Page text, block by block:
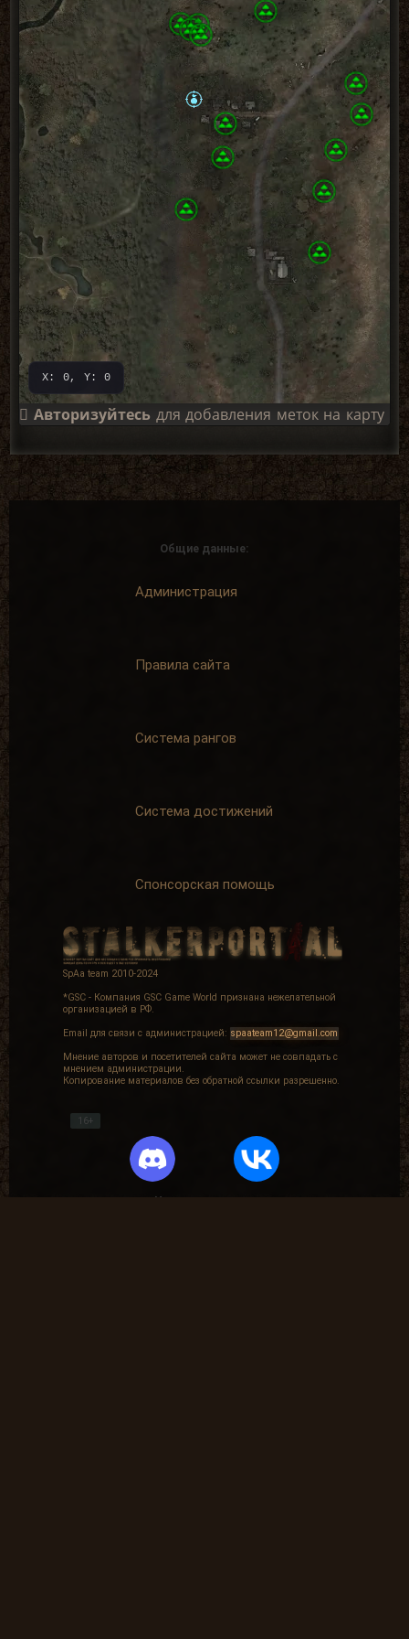
X: 0, Y: 0
Авторизуйтесьдля добавления меток на карту
Общие данные:
Администрация
Правила сайта
Система рангов
Система достижений
Спонсорская помощь
SpAa team 2010-2024
*GSC - Компания GSC Game World признана нежелательной
организацией в РФ.
Email для связи с администрацией: spaateam12@gmail.com
Мнение авторов и посетителей сайта может не совпадать с
мнением администрации.
Копирование материалов без обратной ссылки разрешенно.
16+
Частые вопросы